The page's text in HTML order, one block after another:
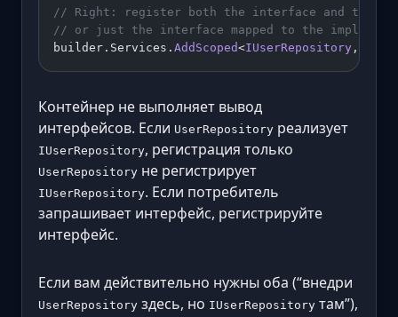
// Right: register both the interface and the
// or just the interface mapped to the
builder.Services. AddScoped<IUserRepository ,
Контейнер не выполняет вывод
интерфейсов. Если UserRepository реализует
IUserRepository, регистрация только
UserRepository не регистрирует
IUserRepository. Если потребитель
запрашивает интерфейс, регистрируйте
интерфейс.
Если вам действительно нужны оба (“внедри
UserRepository здесь, но IUserRepository там”),